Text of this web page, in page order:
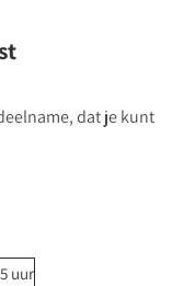
volgt u de
het Vredenburg
ingang van het
dat je kunt
uur